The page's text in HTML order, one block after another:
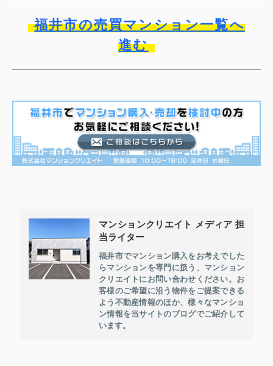
福井市の売買マンション一覧へ
進む
マンションクリエイト メディア 担
当ライター
福井市でマンション購入をお考えでした
らマンションを専門に扱う、マンション
クリエイトにお問い合わせください。お
客様のご希望に沿う物件をご提案できる
よう不動産情報のほか、様々なマンショ
ン情報を当サイトのブログでご紹介して
います。